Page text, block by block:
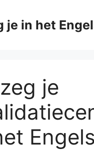
je in het
je